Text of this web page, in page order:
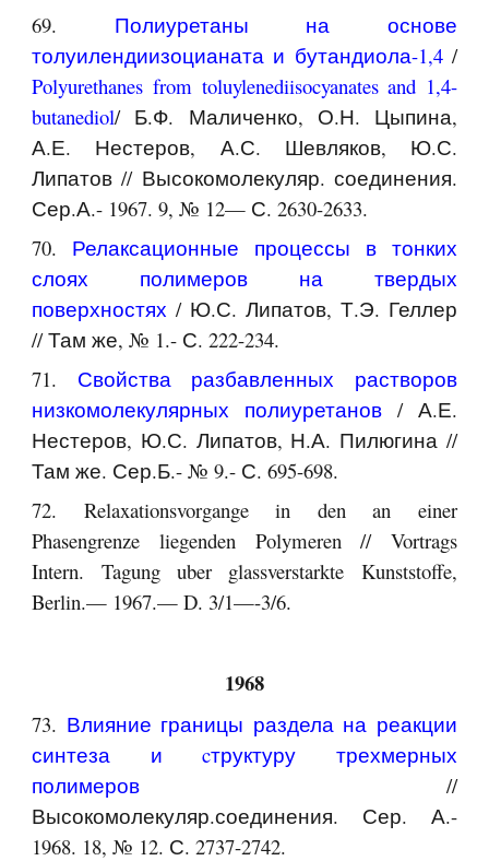
69. Полиуретаны на основе
толуилендиизоцианата и бутандиола-1,4/
Polyurethanes from toluylenediisocyanates and 1,4-
butanediol/ Б.Ф. Маличенко, О.Н. Цыпина,
А.Е. Нестеров, А.С. Шевляков, Ю.С.
Липатов // Высокомолекуляр. соединения.
Сер.А.- 1967. 9, № 12— С. 2630-2633.
70. Релаксационные процессы в тонких
слоях полимеров на твердых
поверхностях / Ю.С. Липатов, Т.Э. Геллер
// Там же, № 1.- С. 222-234.
71. Свойства разбавленных растворов
низкомолекулярных полиуретанов / А.Е.
Нестеров, Ю.С. Липатов, Н.А. Пилюгина //
Там же. Сер.Б.- № 9.- С. 695-698.
72. Relaxationsvorgange in den an einer
Phasengrenze liegenden Polymeren // Vortrags
Intern. Tagung uber glassverstarkte Kunststoffe,
Berlin.— 1967.— D. 3/1—-3/6.
1968
73. Влияние границы раздела на реакции
синтеза и cтруктуру трехмерных
полимеров //
Высокомолекуляр.соединения. Сер. А.-
1968. 18, № 12. С. 2737-2742.